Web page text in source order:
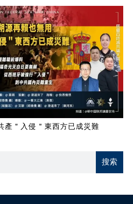
產＂入侵＂東西方已成災難
搜索